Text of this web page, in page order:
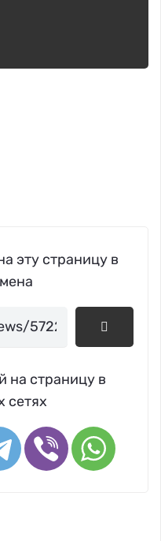
эту страницу в
на страницу в
сетях